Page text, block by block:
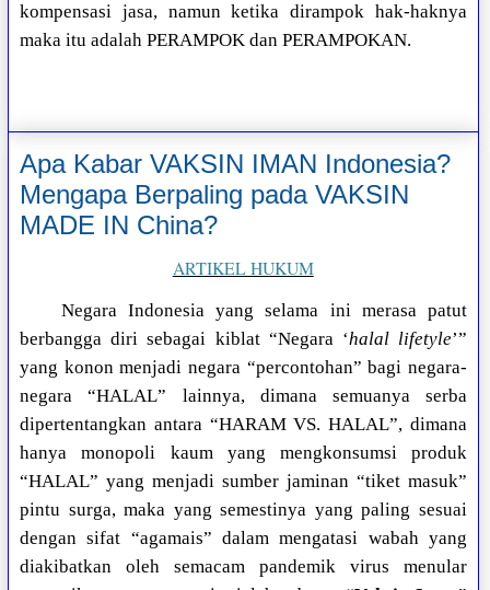
kompensasi jasa, namun ketika dirampok hak-haknya
maka itu adalah PERAMPOK dan PERAMPOKAN.
Apa Kabar VAKSIN IMAN Indonesia?
Mengapa Berpaling pada VAKSIN
MADE IN China?
ARTIKEL HUKUM
Negara Indonesia yang selama ini merasa patut
berbangga diri sebagai kiblat “Negara ‘halal lifetyle’”
yang konon menjadi negara “percontohan” bagi negara-
negara “HALAL” lainnya, dimana semuanya serba
dipertentangkan antara “HARAM VS. HALAL”, dimana
hanya monopoli kaum yang mengkonsumsi produk
“HALAL” yang menjadi sumber jaminan “tiket masuk”
pintu surga, maka yang semestinya yang paling sesuai
dengan sifat “agamais” dalam mengatasi wabah yang
diakibatkan oleh semacam pandemik virus menular